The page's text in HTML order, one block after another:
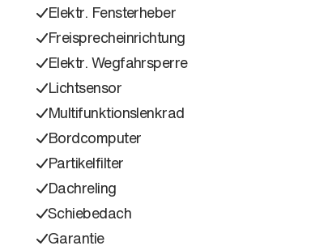
Elektr. Fensterheber
Freisprecheinrichtung
Elektr. Wegfahrsperre
Lichtsensor
Multifunktionslenkrad
Bordcomputer
Partikelfilter
Dachreling
Schiebedach
Garantie